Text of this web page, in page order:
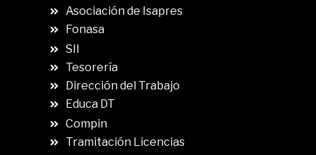
Asociación de Isapres
Fonasa
SII
Tesorería
Dirección del Trabajo
Educa DT
Compin
Tramitación Licencias